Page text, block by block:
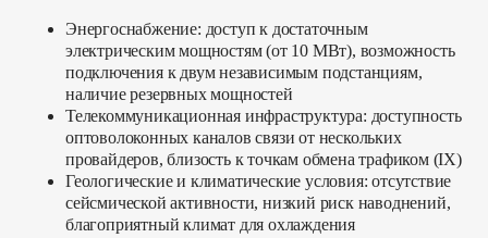
Энергоснабжение: доступ к достаточным
электрическим мощностям (от 10 МВт), возможность
подключения к двум независимым подстанциям,
наличие резервных мощностей
Телекоммуникационная инфраструктура: доступность
оптоволоконных каналов связи от нескольких
провайдеров, близость к точкам обмена трафиком (IX)
Геологические и климатические условия:отсутствие
сейсмической активности, низкий риск наводнений,
благоприятный климат для охлаждения